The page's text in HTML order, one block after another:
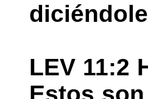
LEV 11:2